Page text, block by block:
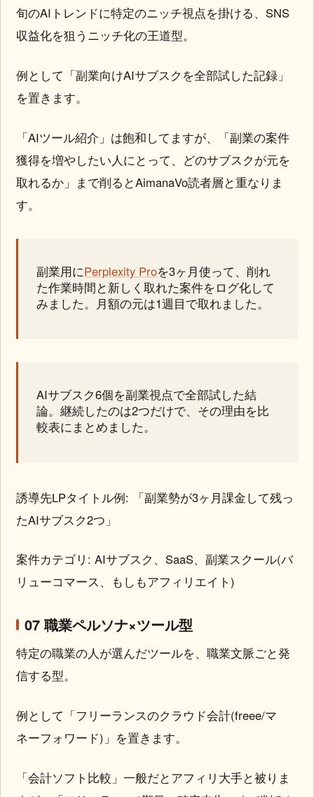
旬のAIトレンドに特定のニッチ視点を掛ける、SNS
収益化を狙うニッチ化の王道型。
例として「副業向けAIサブスクを全部試した記録」
を置きます。
「AIツール紹介」は飽和してますが、「副業の案件
獲得を増やしたい人にとって、どのサブスクが元を
取れるか」まで削るとAimanaVo読者層と重なりま
す。
副業用にPerplexity Proを3ヶ月使って、削れ
た作業時間と新しく取れた案件をログ化して
みました。月額の元は1週目で取れました。
AIサブスク6個を副業視点で全部試した結
論。継続したのは2つだけで、その理由を比
較表にまとめました。
誘導先LPタイトル例: 「副業勢が3ヶ月課金して残っ
たAIサブスク2つ」
案件カテゴリ: AIサブスク、SaaS、副業スクール(バ
リューコマース、もしもアフィリエイト)
07 職業ペルソナ×ツール型
特定の職業の人が選んだツールを、職業文脈ごと発
信する型。
例として「フリーランスのクラウド会計(freee/マ
ネーフォワード)」を置きます。
「会計ソフト比較」一般だとアフィリ大手と被りま